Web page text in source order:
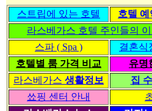
스트립에 있는 호텔 호텔 예
라스베가스 호텔 주인들의 이
스파 ( Spa )
결혼식
호텔별 룸 가격 비교
유명
라스베가스 생활정보 집
쑈핑 센터 안내